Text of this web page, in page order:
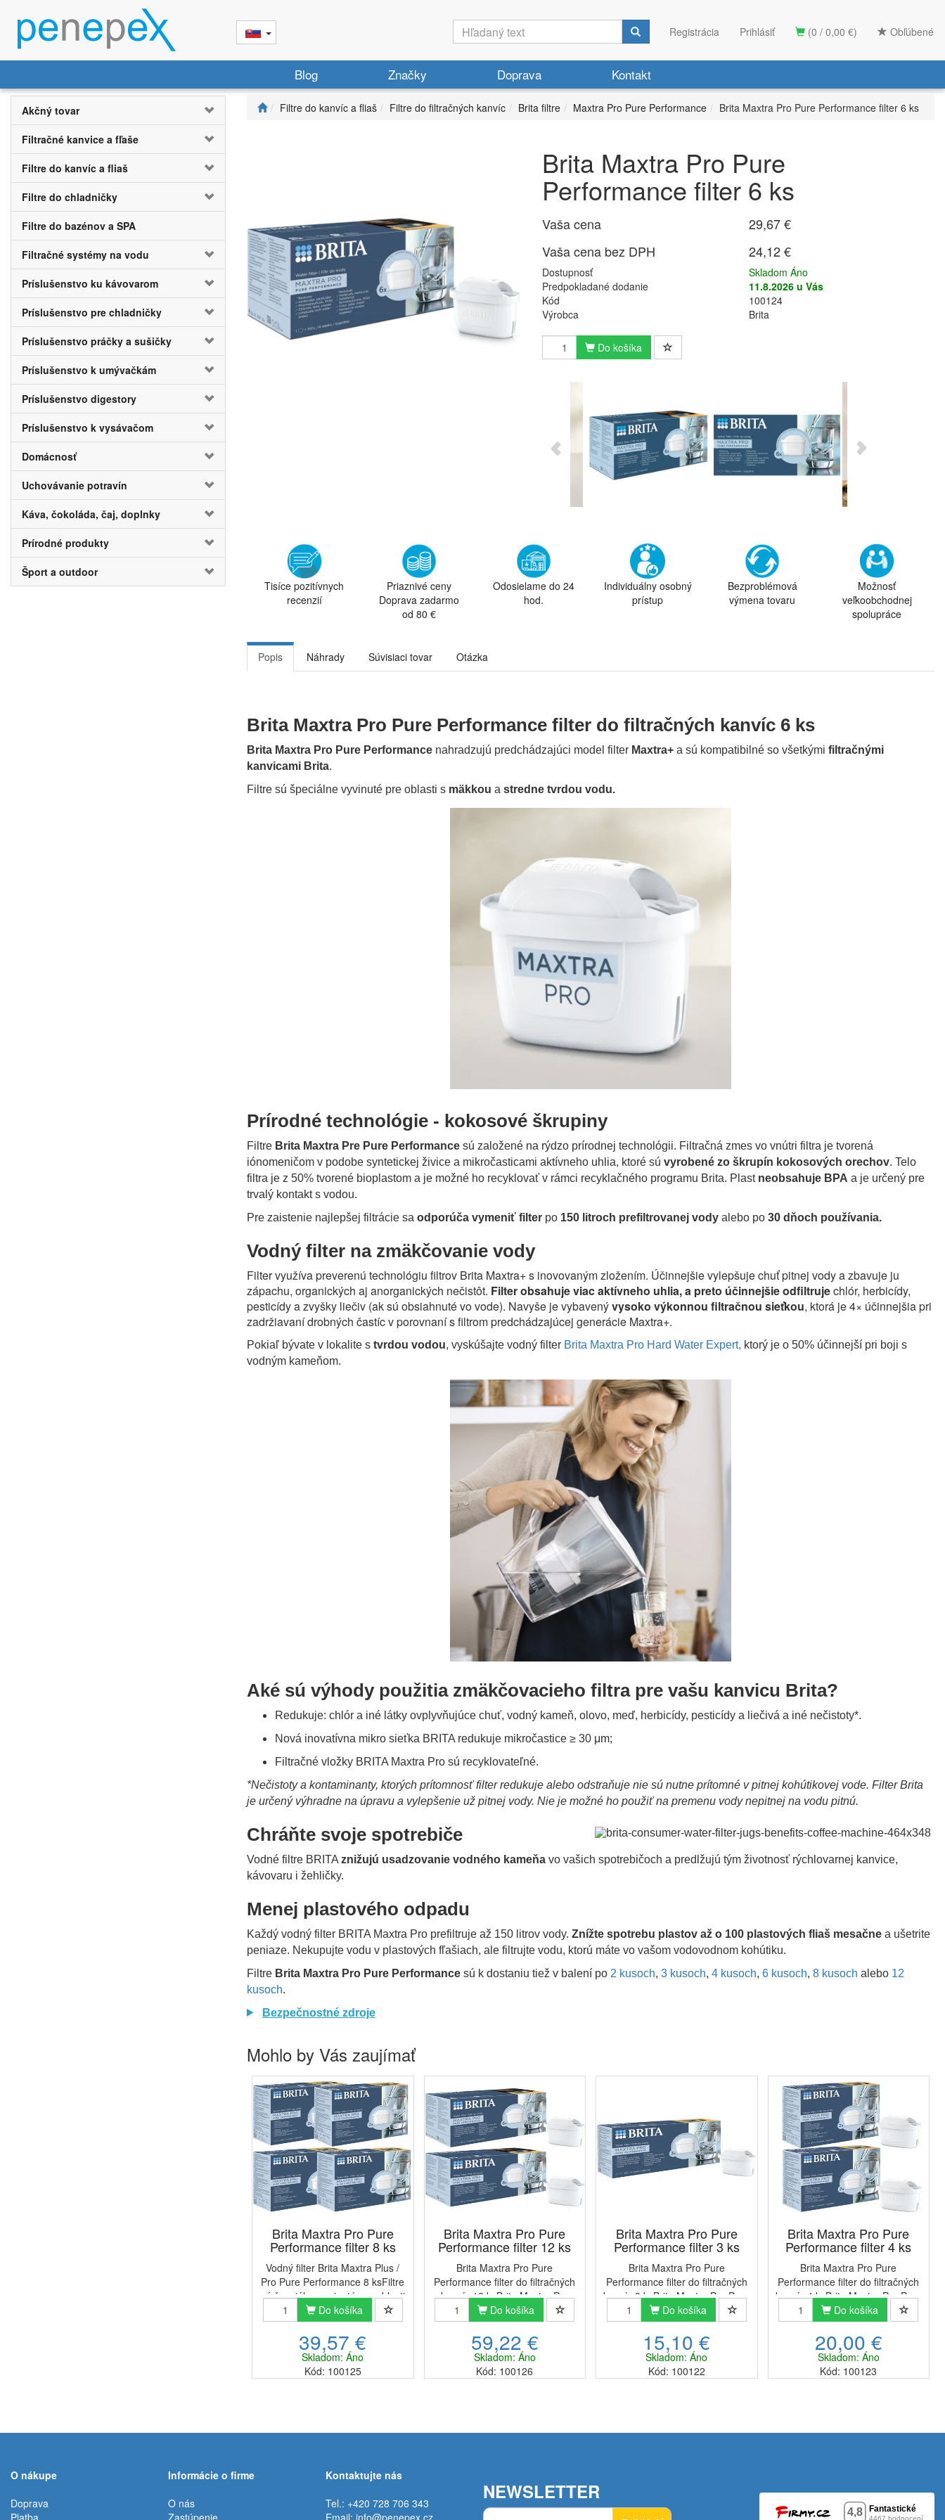
(0 / 0,00 €) Obľúbené
Registrácia Prihlásiť
Blog Značky Doprava Kontakt
Akčný tovar
Filtračné kanvice a fľaše
Filtre do kanvíc a fliaš
Filtre do chladničky
Filtre do bazénov a SPA
Filtračné systémy na vodu
Príslušenstvo ku kávovarom
Príslušenstvo pre chladničky
Príslušenstvo práčky a sušičky
Príslušenstvo k umývačkám
Príslušenstvo digestory
Príslušenstvo k vysávačom
Domácnosť
Uchovávanie potravín
Káva, čokoláda, čaj, doplnky
Prírodné produkty
Šport a outdoor
Filtre do kanvíc a fliaš Filtre do filtračných kanvíc Brita filtre Maxtra Pro Pure Performance Brita Maxtra Pro Pure Performance filter 6 ks
Brita Maxtra Pro Pure
Performance filter 6 ks
Vaša cena
29,67 €
Vaša cena bez DPH
24,12 €
Dostupnosť
Skladom Áno
Predpokladané dodanie
11.8.2026 u Vás
Kód
100124
Výrobca
Brita
Do košíka
Tisíce pozitívnych
recenzií
Priaznivé ceny
Doprava zadarmo
od 80 €
Odosielame do 24
hod.
Individuálny osobný
prístup
Bezproblémová
výmena tovaru
Možnosť
veľkoobchodnej
spolupráce
Popis Náhrady Súvisiaci tovar Otázka
Brita Maxtra Pro Pure Performance filter do filtračných kanvíc 6 ks
Brita Maxtra Pro Pure Performance nahradzujú predchádzajúci model filter Maxtra+ a sú kompatibilné so všetkými filtračnými
kanvicami Brita.
Filtre sú špeciálne vyvinuté pre oblasti s mäkkou a stredne tvrdou vodu.
Prírodné technológie - kokosové škrupiny
Filtre Brita Maxtra Pre Pure Performance sú založené na rýdzo prírodnej technológii. Filtračná zmes vo vnútri filtra je tvorená
iónomeničom v podobe syntetickej živice a mikročasticami aktívneho uhlia, ktoré sú vyrobené zo škrupín kokosových orechov. Telo
filtra je z 50% tvorené bioplastom a je možné ho recyklovať v rámci recyklačného programu Brita. Plast neobsahuje BPA a je určený pre
trvalý kontakt s vodou.
Pre zaistenie najlepšej filtrácie sa odporúča vymeniť filter po 150 litroch prefiltrovanej vody alebo po 30 dňoch používania.
Vodný filter na zmäkčovanie vody
Filter využíva preverenú technológiu filtrov Brita Maxtra+ s inovovaným zložením. Účinnejšie vylepšuje chuť pitnej vody a zbavuje ju
zápachu, organických aj anorganických nečistôt. Filter obsahuje viac aktívneho uhlia, a preto účinnejšie odfiltrujechlór, herbicídy,
pesticídy a zvyšky liečiv (ak sú obsiahnuté vo vode). Navyše je vybavenývysoko výkonnou filtračnou sieťkou, ktorá je 4× účinnejšia pri
zadržiavaní drobných častíc v porovnaní s filtrom predchádzajúcej generácie Maxtra+.
Pokiaľ bývate v lokalite s tvrdou vodou, vyskúšajte vodný filter Brita Maxtra Pro Hard Water Expert, ktorý je o 50% účinnejší pri boji s
vodným kameňom.
Aké sú výhody použitia zmäkčovacieho filtra pre vašu kanvicu Brita?
Redukuje: chlór a iné látky ovplyvňujúce chuť, vodný kameň, olovo, meď, herbicídy, pesticídy a liečivá a iné nečistoty*.
Nová inovatívna mikro sieťka BRITA redukuje mikročastice ≥ 30 μm;
Filtračné vložky BRITA Maxtra Pro sú recyklovateľné.
*Nečistoty a kontaminanty, ktorých prítomnosť filter redukuje alebo odstraňuje nie sú nutne prítomné v pitnej kohútikovej vode. Filter Brita
je určený výhradne na úpravu a vylepšenie už pitnej vody. Nie je možné ho použiť na premenu vody nepitnej na vodu pitnú.
Chráňte svoje spotrebiče
Vodné filtre BRITA znižujú usadzovanie vodného kameňa vo vašich spotrebičoch a predlžujú tým životnosť rýchlovarnej kanvice,
kávovaru i žehličky.
Menej plastového odpadu
Každý vodný filter BRITA Maxtra Pro prefiltruje až 150 litrov vody. Znížte spotrebu plastov až o 100 plastových fliaš mesačne a ušetrite
peniaze. Nekupujte vodu v plastových fľašiach, ale filtrujte vodu, ktorú máte vo vašom vodovodnom kohútiku.
Filtre Brita Maxtra Pro Pure Performance sú k dostaniu tiež v balení po 2 kusoch, 3 kusoch, 4 kusoch, 6 kusoch, 8 kusoch alebo 12
kusoch.
Bezpečnostné zdroje
Mohlo by Vás zaujímať
Brita Maxtra Pro Pure
Performance filter 8 ks
Vodný filter Brita Maxtra Plus /
Pro Pure Performance 8 ksFiltre
sú špeciálne vyvinuté pre oblasti
s mäkkou a stredne tvrdou
vodu.Filter je kompatibilný so
všetkými filtračnými kanvicami
Brita.Súčasná...
Do košíka
39,57 €
Skladom: Áno
Kód: 100125
Brita Maxtra Pro Pure
Performance filter 12 ks
Brita Maxtra Pro Pure
Performance filter do filtračných
kanvíc 12 ksBrita Maxtra Pro
Pure Performance nahradzujú
predchádzajúci model
filter Maxtra+ a sú kompatibilné
so všetkými filtračnými
kanvicami...
Do košíka
59,22 €
Skladom: Áno
Kód: 100126
Brita Maxtra Pro Pure
Performance filter 3 ks
Brita Maxtra Pro Pure
Performance filter do filtračných
kanvíc 3 ksBrita Maxtra Pro Pure
Performance nahradzujú
predchádzajúci model
filter Maxtra+ a sú kompatibilné
so všetkými filtračnými kanvicami
...
Do košíka
15,10 €
Skladom: Áno
Kód: 100122
Brita Maxtra Pro Pure
Performance filter 4 ks
Brita Maxtra Pro Pure
Performance filter do filtračných
kanvíc 4 ksBrita Maxtra Pro Pure
Performance nahradzujú
predchádzajúci model
filter Maxtra+ a sú kompatibilné
so všetkými filtračnými kanvicami
...
Do košíka
20,00 €
Skladom: Áno
Kód: 100123
O nákupe
Doprava
Platba
Informácie o firme
O nás
Zastúpenie
Kontaktujte nás
Tel.: +420 728 706 343
Email: info@penepex.cz
NEWSLETTER